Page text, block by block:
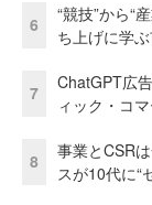
6
“競技”から“
ち上げに学
7
ChatGPT広
ィック・コ
8
事業とCSR
スが10代に“